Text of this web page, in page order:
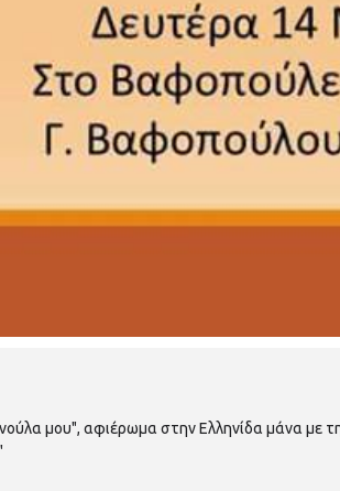
μου", αφιέρωμα στην Ελληνίδα μάνα με